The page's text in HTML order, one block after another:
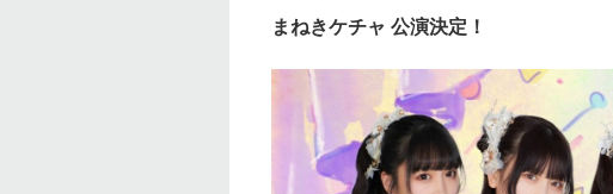
まねきケチャ 公演決定！